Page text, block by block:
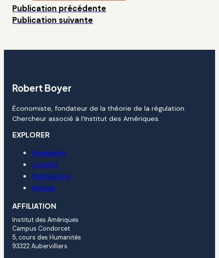
Publication précédente
Publication suivante
Robert Boyer
Économiste, fondateur de la théorie de la régulation.
Chercheur associé à l’Institut des Amériques.
EXPLORER
Biographie
L’œuvre
Publications
Médias
AFFILIATION
Institut des Amériques
Campus Condorcet
5, cours des Humanités
93322 Aubervilliers